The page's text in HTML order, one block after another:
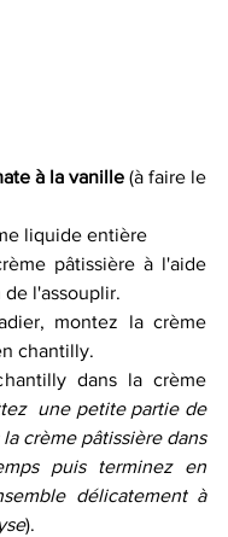
à la vanille (à faire le
liquide entière
pâtissière à l'aide
l'assouplir.
montez la crème
chantilly.
dans la crème
une petite partie de
crème pâtissière dans
puis terminez en
délicatement à
).